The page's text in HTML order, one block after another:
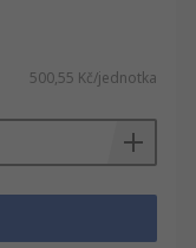
500,55 Kč/jednotka